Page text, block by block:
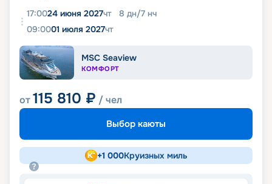
17:0024 июня 2027чт 8 дн/7 нч
09:0001 июля 2027чт
MSC Seaview
КОМФОРТ
от115 810 ₽ / чел
Выбор каюты
+1 000Круизных миль